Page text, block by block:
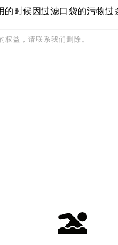
时候因过滤口袋的污物过
益，请联系我们删除。